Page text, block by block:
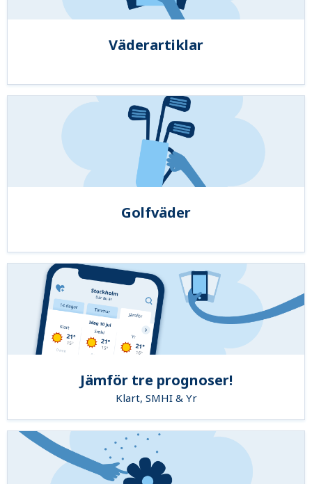
Väderartiklar
Golfväder
Jämför tre prognoser!
Klart, SMHI & Yr